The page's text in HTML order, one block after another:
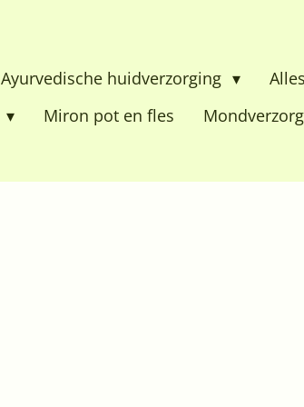
Ayurvedische huidverzorging
Miron pot en fles